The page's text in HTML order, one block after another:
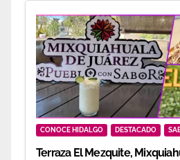
CONOCE HIDALGO DESTACADO
Terraza El Mezquite,